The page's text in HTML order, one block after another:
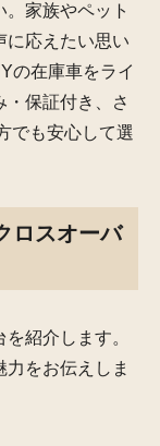
家族やペット
に応えたい思い
の在庫車をライ
保証付き、さ
でも安心して選
ロスオーバ
紹介します。
をお伝えしま